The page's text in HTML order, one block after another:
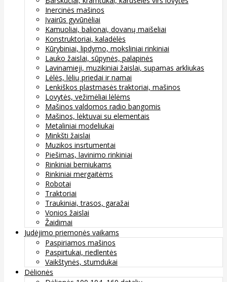
Inercinės mašinos
Įvairūs gyvūnėliai
Kamuoliai, balionai, dovanų maišeliai
Konstruktoriai, kaladėlės
Kūrybiniai, lipdymo, moksliniai rinkiniai
Lauko žaislai, sūpynės, palapinės
Lavinamieji, muzikiniai žaislai, supamas arkliukas
Lėlės, lėlių priedai ir namai
Lenkiškos plastmasės traktoriai, mašinos
Lovytės, vežimėliai lėlėms
Mašinos valdomos radio bangomis
Mašinos, lėktuvai su elementais
Metaliniai modeliukai
Minkšti žaislai
Muzikos insrtumentai
Piešimas, lavinimo rinkiniai
Rinkiniai berniukams
Rinkiniai mergaitėms
Robotai
Traktoriai
Traukiniai, trasos, garažai
Vonios žaislai
Žaidimai
Judėjimo priemonės vaikams
Paspiriamos mašinos
Paspirtukai, riedlentės
Vaikštynės, stumdukai
Dėlionės